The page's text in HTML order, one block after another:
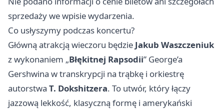
sprzedaży we wpisie wydarzenia.
Co usłyszymy podczas koncertu?
Główną atrakcją wieczoru będzie Jakub Waszczeniuk
z wykonaniem „Błękitnej Rapsodii” George’a
Gershwina w transkrypcji na trąbkę i orkiestrę
autorstwa T. Dokshitzera. To utwór, który łączy
jazzową lekkość, klasyczną formę i amerykański